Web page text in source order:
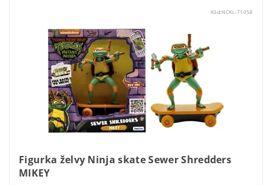
Kód:NCKL-71058
Figurka želvy Ninja skate Sewer Shredders
MIKEY